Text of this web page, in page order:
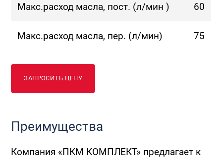
Макс.расход масла, пост. (л/мин ) 60
Макс.расход масла, пер. (л/мин) 75
ЗАПРОСИТЬ ЦЕНУ
Преимущества
Компания «ПКМ КОМПЛЕКТ» предлагает к